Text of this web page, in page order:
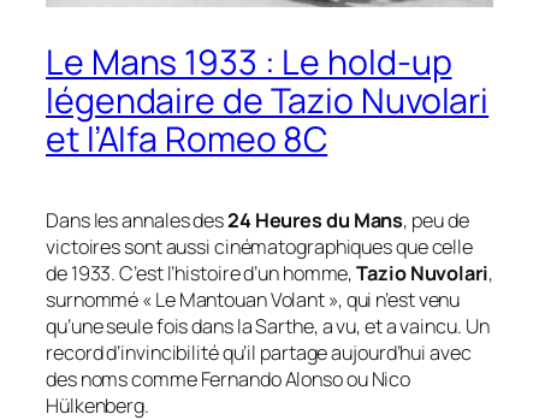
Le Mans 1933 : Le hold-up
légendaire de Tazio Nuvolari
et l’Alfa Romeo 8C
Dans les annales des24 Heures du Mans, peu de
victoires sont aussi cinématographiques que celle
de 1933. C’est l’histoire d’un homme,Tazio Nuvolari,
surnommé « Le Mantouan Volant », qui n’est venu
qu’une seule fois dans la Sarthe, a vu, et a vaincu. Un
record d’invincibilité qu’il partage aujourd’hui avec
des noms comme Fernando Alonso ou Nico
Hülkenberg.